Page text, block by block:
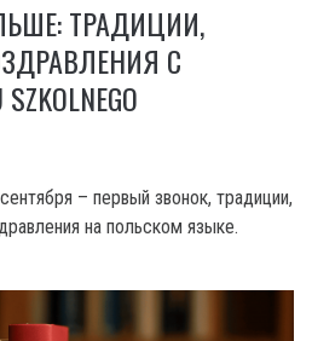
ТРАДИЦИИ,
С
– первый звонок, традиции,
на польском языке.